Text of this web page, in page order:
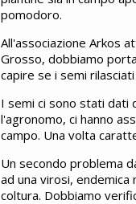
pomodoro.
All'associazione Arkos
Grosso, dobbiamo
capire se i semi
I semi ci sono stati dati
l'agronomo, ci hanno
campo. Una volta
Un secondo problema
ad una virosi,
coltura. Dobbiamo